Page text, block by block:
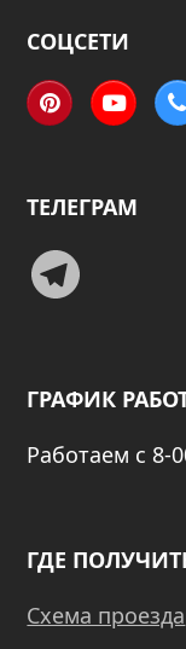
СОЦСЕТИ
Pinterest
ТЕЛЕГРАМ
Telegram
ГРАФИК
Работаем с 8-
ГДЕ
Схема проезда